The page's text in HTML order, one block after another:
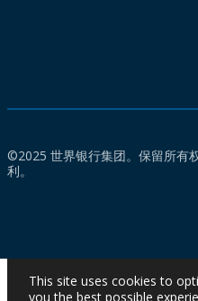
©2025 世界银行集团。保留所有
利。
This site uses cookies to
you the best possible